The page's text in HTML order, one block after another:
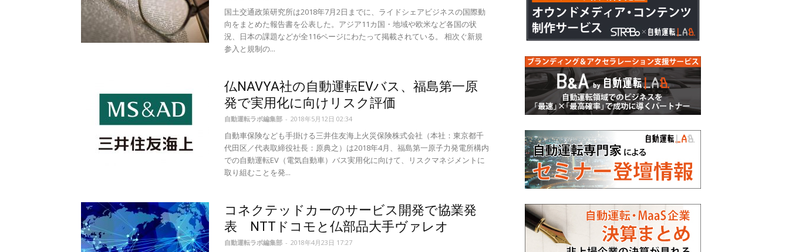
国土交通政策研究所は2018年7月2日までに、ライドシェアビジネスの国際動
向をまとめた報告書を公表した。アジア11カ国・地域や欧米など各国の状
況、日本の課題などが全116ページにわたって掲載されている。 相次ぐ新規
参入と規制の...
仏NAVYA社の自動運転EVバス、福島第一原
発で実用化に向けリスク評価
自動運転ラボ編集部 - 2018年5月12日 02:34
自動車保険なども手掛ける三井住友海上火災保険株式会社（本社：東京都千
代田区／代表取締役社長：原典之）は2018年4月、福島第一原子力発電所構内
での自動運転EV（電気自動車）バス実用化に向けて、リスクマネジメントに
取り組むことを発...
コネクテッドカーのサービス開発で協業発
表 NTTドコモと仏部品大手ヴァレオ
自動運転ラボ編集部 - 2018年4月23日 17:27